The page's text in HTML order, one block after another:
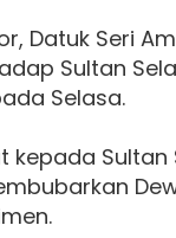
Datuk Seri
Sultan
Selasa.